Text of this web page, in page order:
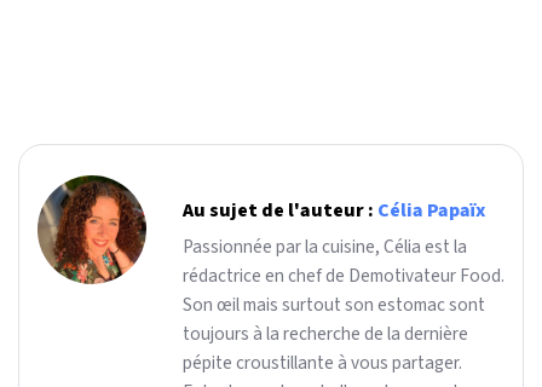
Au sujet de l'auteur : Célia Papaïx
Passionnée par la cuisine, Célia est la
rédactrice en chef de Demotivateur Food.
Son œil mais surtout son estomac sont
toujours à la recherche de la dernière
pépite croustillante à vous partager.